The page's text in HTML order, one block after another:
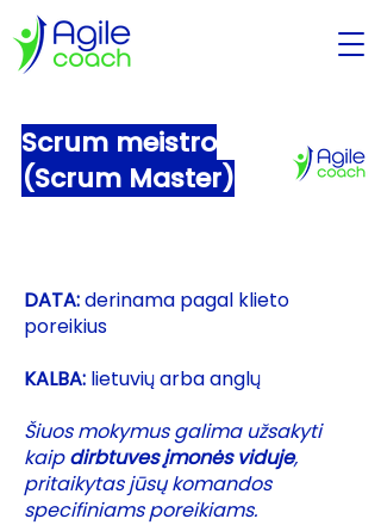
Scrum meistro
(Scrum Master)
DATA:derinama pagal klieto
poreikius
KALBA: lietuvių arba anglų
Šiuos mokymus galima užsakyti
kaipdirbtuves įmonės viduje,
pritaikytas jūsų komandos
specifiniams poreikiams.